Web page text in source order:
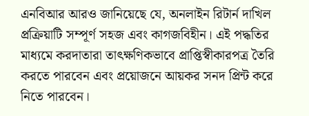
এনবিআর আরও জানিয়েছে যে, অনলাইন রিটার্ন দাখিল
প্রক্রিয়াটি সম্পূর্ণ সহজ এবং কাগজবিহীন। এই পদ্ধতির
মাধ্যমে করদাতারা তাৎক্ষণিকভাবে প্রাপ্তিস্বীকারপত্র তৈরি
করতে পারবেন এবং প্রয়োজনে আয়কর সনদ প্রিন্ট করে
নিতে পারবেন।